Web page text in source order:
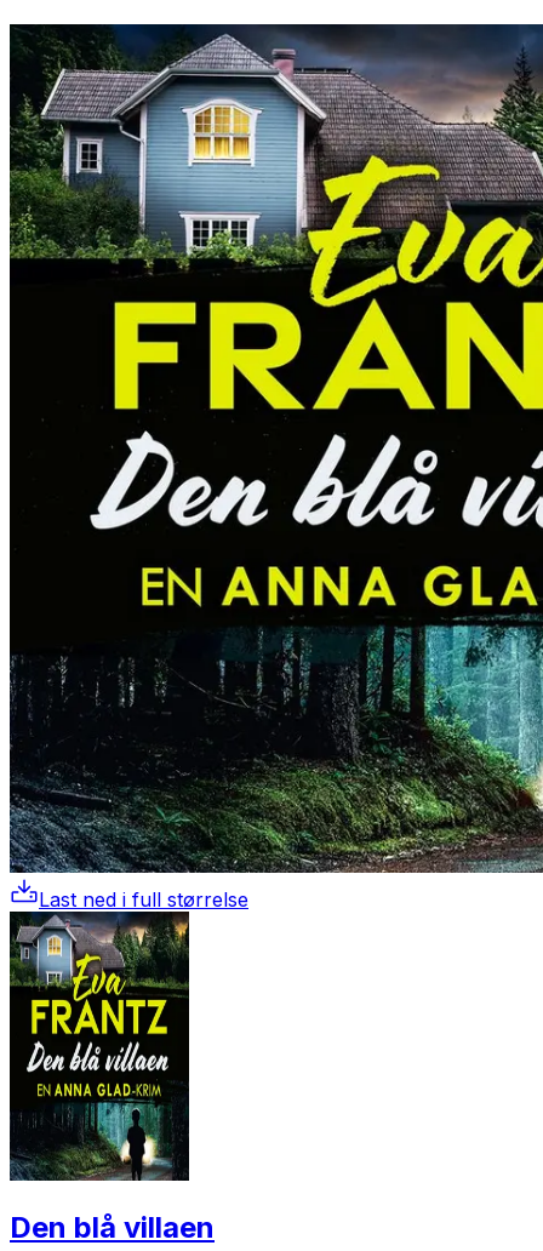
Last ned i full størrelse
Den blå villaen